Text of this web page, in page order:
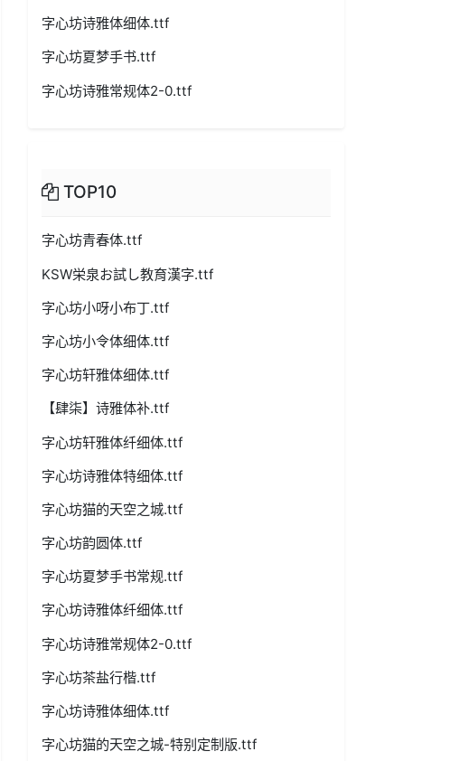
字心坊诗雅体细体.ttf
字心坊夏梦手书.ttf
字心坊诗雅常规体2-0.ttf
TOP10
字心坊青春体.ttf
KSW栄泉お試し教育漢字.ttf
字心坊小呀小布丁.ttf
字心坊小令体细体.ttf
字心坊轩雅体细体.ttf
【肆柒】诗雅体补.ttf
字心坊轩雅体纤细体.ttf
字心坊诗雅体特细体.ttf
字心坊猫的天空之城.ttf
字心坊韵圆体.ttf
字心坊夏梦手书常规.ttf
字心坊诗雅体纤细体.ttf
字心坊诗雅常规体2-0.ttf
字心坊茶盐行楷.ttf
字心坊诗雅体细体.ttf
字心坊猫的天空之城-特别定制版.ttf